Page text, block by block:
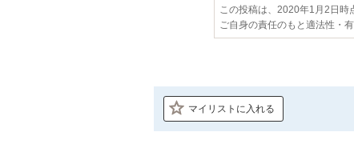
この投稿は、2020年1月2日時
ご自身の責任のもと適法性・
マイリストに入れる